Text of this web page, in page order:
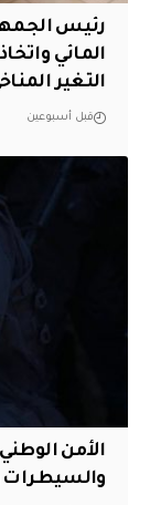
رئيس
المائي
التغير
قبل أسبوعين
والسيطرات